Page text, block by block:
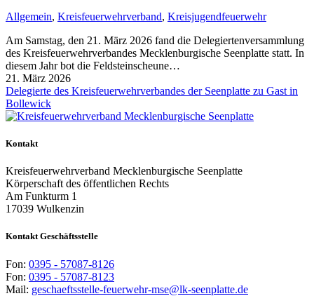
Allgemein, Kreisfeuerwehrverband, Kreisjugendfeuerwehr
Am Samstag, den 21. März 2026 fand die Delegiertenversammlung
des Kreisfeuerwehrverbandes Mecklenburgische Seenplatte statt. In
diesem Jahr bot die Feldsteinscheune…
21. März 2026
Delegierte des Kreisfeuerwehrverbandes der Seenplatte zu Gast in
Bollewick
Kontakt
Kreisfeuerwehrverband Mecklenburgische Seenplatte
Körperschaft des öffentlichen Rechts
Am Funkturm 1
17039 Wulkenzin
Kontakt Geschäftsstelle
Fon: 0395 - 57087-8126
Fon: 0395 - 57087-8123
Mail: geschaeftsstelle-feuerwehr-mse@lk-seenplatte.de